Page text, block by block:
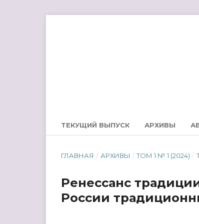
ТЕКУЩИЙ ВЫПУСК АРХИВЫ
ГЛАВНАЯ / АРХИВЫ / ТОМ 1 № 1 (2024) /
Ренессанс
России